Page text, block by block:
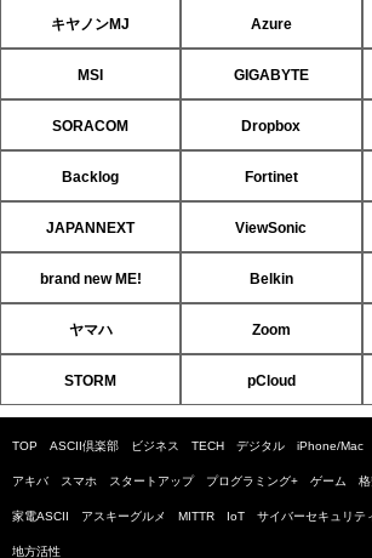
キヤノンMJ Azure
MSI GIGABYTE
SORACOM Dropbox
Backlog Fortinet
JAPANNEXT ViewSonic
brand new ME! Belkin
ヤマハ Zoom
STORM pCloud
TOP ASCII倶楽部 ビジネス TECH デジタル iPhone/Mac
アキバ スマホ スタートアップ プログラミング+ ゲーム
家電ASCII アスキーグルメ MITTR IoT サイバーセキュリテ
地方活性